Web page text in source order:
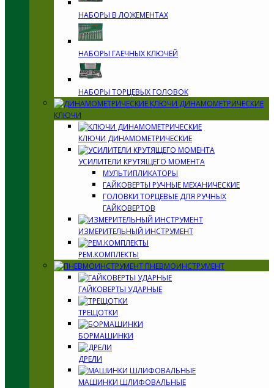
НАБОРЫ В ЛОЖЕМЕНТАХ
НАБОРЫ ГАЕЧНЫХ КЛЮЧЕЙ
НАБОРЫ ТОРЦЕВЫХ ГОЛОВОК
ДИНАМОМЕТРИЧЕСКИЕ
КЛЮЧИ
КЛЮЧИ ДИНАМОМЕТРИЧЕСКИЕ
УСИЛИТЕЛИ КРУТЯЩЕГО МОМЕНТА
МУЛЬТИПЛИКАТОРЫ
ГАЙКОВЕРТЫ РУЧНЫЕ МЕХАНИЧЕСКИЕ
ГОЛОВКИ ТОРЦЕВЫЕ ДЛЯ РУЧНЫХ
ГАЙКОВЕРТОВ
ИЗМЕРИТЕЛЬНЫЙ ИНСТРУМЕНТ
РЕМ.КОМПЛЕКТЫ
ПНЕВМОИНСТРУМЕНТ
ГАЙКОВЕРТЫ УДАРНЫЕ
ТРЕЩОТКИ
БОРМАШИНКИ
ДРЕЛИ
МАШИНКИ ШЛИФОВАЛЬНЫЕ